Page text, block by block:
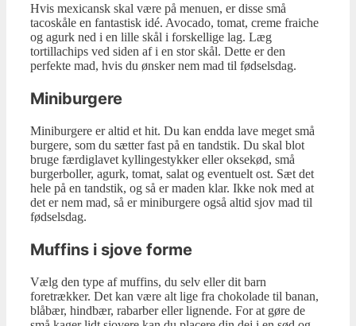
Hvis mexicansk skal være på menuen, er disse små
tacoskåle en fantastisk idé. Avocado, tomat, creme fraiche
og agurk ned i en lille skål i forskellige lag. Læg
tortillachips ved siden af i en stor skål. Dette er den
perfekte mad, hvis du ønsker nem mad til fødselsdag.
Miniburgere
Miniburgere er altid et hit. Du kan endda lave meget små
burgere, som du sætter fast på en tandstik. Du skal blot
bruge færdiglavet kyllingestykker eller oksekød, små
burgerboller, agurk, tomat, salat og eventuelt ost. Sæt det
hele på en tandstik, og så er maden klar. Ikke nok med at
det er nem mad, så er miniburgere også altid sjov mad til
fødselsdag.
Muffins i sjove forme
Vælg den type af muffins, du selv eller dit barn
foretrækker. Det kan være alt lige fra chokolade til banan,
blåbær, hindbær, rabarber eller lignende. For at gøre de